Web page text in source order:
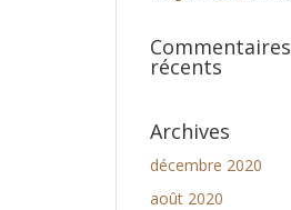
Commentaires
récents
Archives
décembre 2020
août 2020